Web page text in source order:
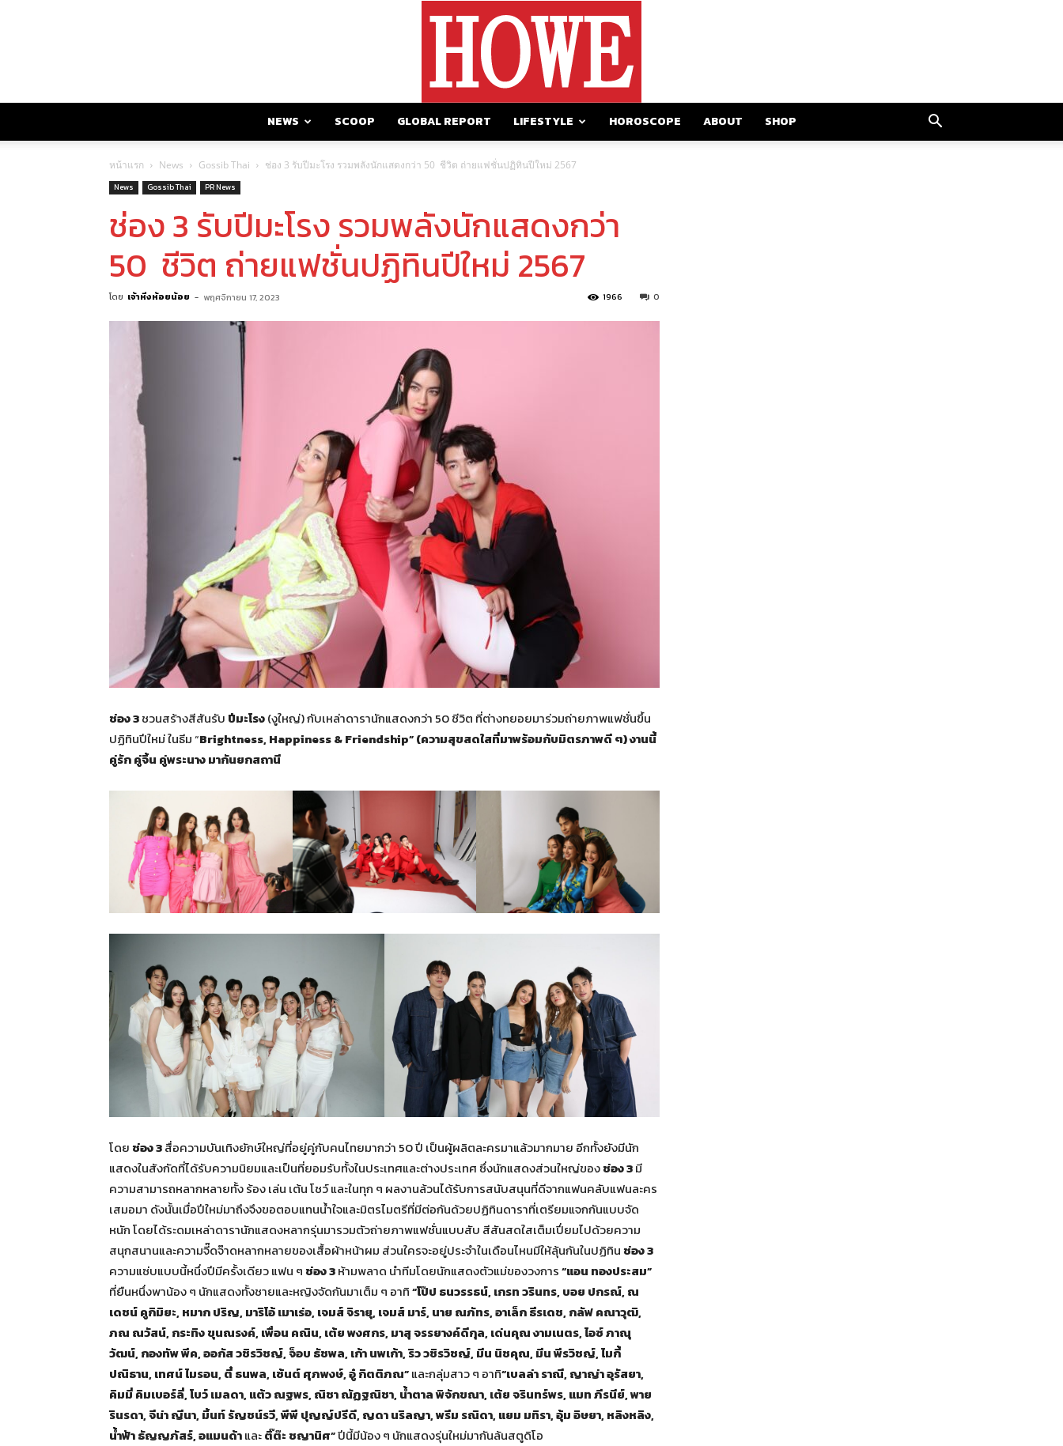
NEWS SCOOP GLOBAL REPORT LIFESTYLE HOROSCOPE ABOUT SHOP
หน้าแรก News Gossib Thai ช่อง 3 รับปีมะโรง รวมพลังนักแสดงกว่า 50 ชีวิต ถ่ายแฟชั่นปฏิทินปีใหม่ 2567
News Gossib Thai PR News
ช่อง 3 รับปีมะโรง รวมพลังนักแสดงกว่า
50 ชีวิต ถ่ายแฟชั่นปฏิทินปีใหม่ 2567
โดย เจ้าหิ่งห้อยน้อย - พฤศจิกายน 17, 2023 0
1966
ช่อง3ชวนสร้างสีสันรับปีมะโรง(งูใหญ่) กับเหล่าดารานักแสดงกว่า 50 ชีวิต ที่ต่างทยอยมาร่วมถ่ายภาพแฟชั่นขึ้น
ปฏิทินปีใหม่ ในธีม “Brightness, Happiness & Friendship” (ความสุขสดใสที่มาพร้อมกับมิตรภาพดี ๆ)งานนี้
คู่รัก คู่จิ้น คู่พระนาง มากันยกสถานี
โดยช่อง 3สื่อความบันเทิงยักษ์ใหญ่ที่อยู่คู่กับคนไทยมากว่า 50 ปี เป็นผู้ผลิตละครมาแล้วมากมาย อีกทั้งยังมีนัก
แสดงในสังกัดที่ได้รับความนิยมและเป็นที่ยอมรับทั้งในประเทศและต่างประเทศ ซึ่งนักแสดงส่วนใหญ่ของช่อง 3มี
ความสามารถหลากหลายทั้ง ร้อง เล่น เต้น โชว์ และในทุก ๆ ผลงานล้วนได้รับการสนับสนุนที่ดีจากแฟนคลับแฟนละคร
เสมอมา ดังนั้นเมื่อปีใหม่มาถึงจึงขอตอบแทนน้ำใจและมิตรไมตรีที่มีต่อกันด้วยปฏิทินดาราที่เตรียมแจกกันแบบจัด
หนัก โดยได้ระดมเหล่าดารานักแสดงหลากรุ่นมารวมตัวถ่ายภาพแฟชั่นแบบสับ สีสันสดใสเต็มเปี่ยมไปด้วยความ
สนุกสนานและความจี๊ดจ๊าดหลากหลายของเสื้อผ้าหน้าผม ส่วนใครจะอยู่ประจำในเดือนไหนมีให้ลุ้นกันในปฏิทินช่อง 3
ความแซ่บแบบนี้หนึ่งปีมีครั้งเดียว แฟน ๆช่อง 3ห้ามพลาด นำทีมโดยนักแสดงตัวแม่ของวงการ“แอน ทองประสม”
ที่ยืนหนึ่งพาน้อง ๆ นักแสดงทั้งชายและหญิงจัดกันมาเต็ม ๆ อาทิ“โป๊ป ธนวรรธน์, เกรท วรินทร, บอย ปกรณ์, ณ
เดชน์ คูกิมิยะ, หมาก ปริญ, มาริโอ้ เมาเร่อ, เจมส์ จิรายุ, เจมส์ มาร์, นาย ณภัทร, อาเล็ก ธีรเดช, กลัฟ คณาวุฒิ,
ภณ ณวัสน์, กระทิง ขุนณรงค์, เพื่อน คณิน, เต้ย พงศกร, มาสุ จรรยางค์ดีกุล, เด่นคุณ งามเนตร, ไอซ์ ภาณุ
วัฒน์, กองทัพ พีค, ออกัส วชิรวิชญ์, จ็อบ ธัชพล, เก้า นพเก้า, ริว วชิรวิชญ์, มีน นิชคุณ, มีน พีรวิชญ์, ไมกี้
ปณิธาน, เทศน์ ไมรอน, ตี๋ ธนพล, เซ้นต์ ศุภพงษ์, อู๋ กิตติภณ”และกลุ่มสาว ๆ อาทิ“เบลล่า ราณี, ญาญ่า อุรัสยา,
คิมมี่ คิมเบอร์ลี่, โบว์ เมลดา, แต้ว ณฐพร, ณิชา ณัฏฐณิชา, น้ำตาล พิจักขณา, เต้ย จรินทร์พร, แมท ภีรนีย์, พาย
รินรดา, จีน่า ญีนา, มิ้นท์ รัญชน์รวี, พีพี ปุญญ์ปรีดี, ญดา นริลญา, พรีม รณิดา, แยม มทิรา, อุ้ม อิษยา, หลิงหลิง,
น้ำฟ้า ธัญญภัสร์, อแมนด้าและติ๊ต๊ะ ชญานิศ”ปีนี้มีน้อง ๆ นักแสดงรุ่นใหม่มากันล้นสตูดิโอ